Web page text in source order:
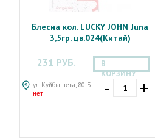
Блесна кол. LUCKY JOHN Juna
3,5гр. цв.024(Китай)
231 РУБ.
ул. Куйбышева, 80 Б:
нет
В
КОРЗИНУ
- +